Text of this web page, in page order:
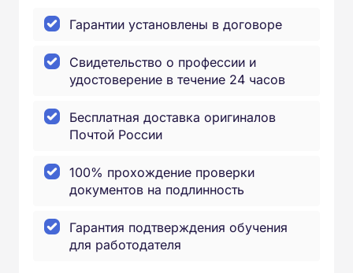
Гарантии установлены в договоре
Свидетельство о профессии и
удостоверение в течение 24 часов
Бесплатная доставка оригиналов
Почтой России
100% прохождение проверки
документов на подлинность
Гарантия подтверждения обучения
для работодателя